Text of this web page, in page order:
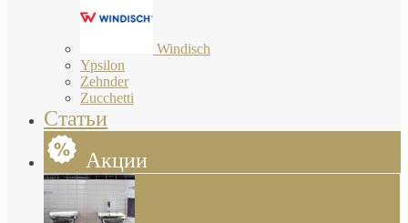
Windisch
Ypsilon
Zehnder
Zucchetti
Статьи
Акции